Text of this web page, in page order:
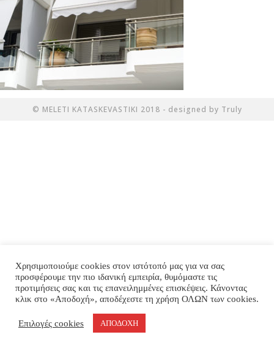
© MELETI KATASKEVASTIKI 2018 - designed by Truly
Χρησιμοποιούμε cookies στον ιστότοπό μας για να σας
προσφέρουμε την πιο ιδανική εμπειρία, θυμόμαστε τις
προτιμήσεις σας και τις επανειλημμένες επισκέψεις. Κάνοντας
κλικ στο «Αποδοχή», αποδέχεστε τη χρήση ΟΛΩΝ των cookies.
Επιλογές cookies ΑΠΟΔΟΧΗ